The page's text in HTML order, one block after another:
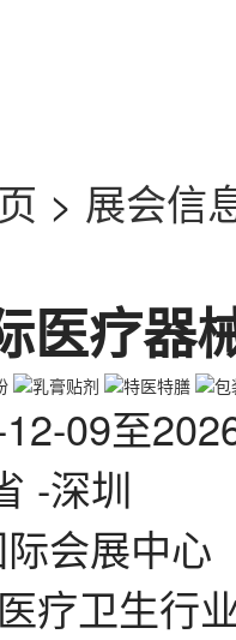
> 展会信
医疗器
09至
-深圳
会展中心
疗卫生行